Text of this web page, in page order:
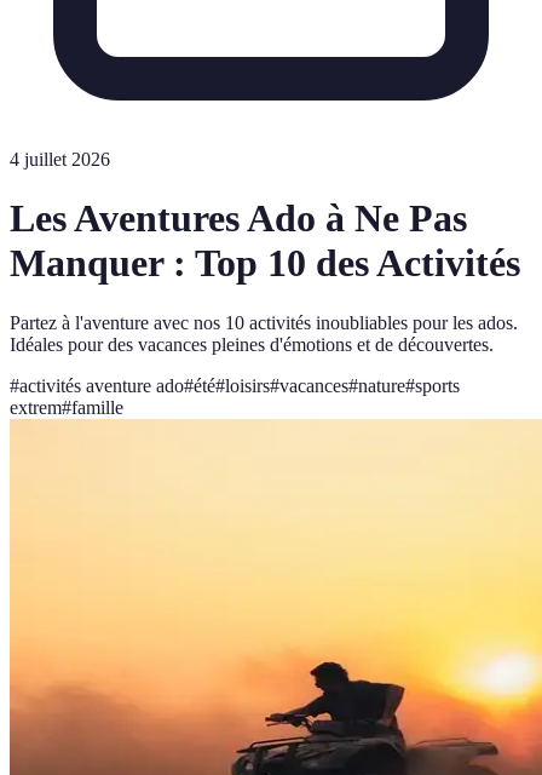
4 juillet 2026
Les Aventures Ado à Ne Pas
Manquer : Top 10 des Activités
Partez à l'aventure avec nos 10 activités inoubliables pour les ados.
Idéales pour des vacances pleines d'émotions et de découvertes.
#activités aventure ado#été#loisirs#vacances#nature#sports
extrem#famille